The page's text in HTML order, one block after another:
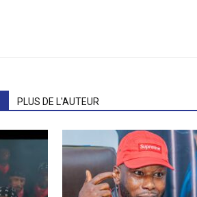
PLUS DE L'AUTEUR